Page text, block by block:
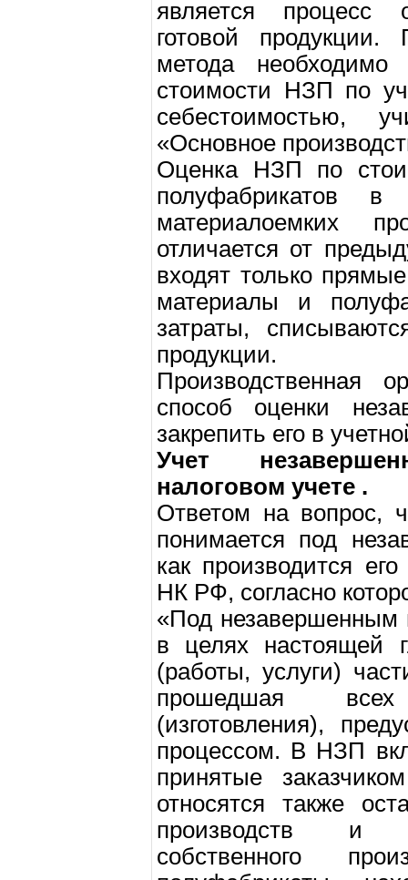
является процесс
готовой продукции.
метода
стоимости НЗП по
себестоимостью,
«Основное
Оценка НЗП по
полуфабрикатов
материалоемких
отличается от
входят только
материалы и
затраты,
продукции.
Производственная
способ оценки
закрепить его в
Учет
налоговом учете .
Ответом на вопрос,
понимается под
как производится
НК РФ, согласно
«Под незавершенным
в целях настоящей
(работы, услуги)
прошедшая
(изготовления),
процессом. В НЗП
принятые
относятся также
производств и
собственного